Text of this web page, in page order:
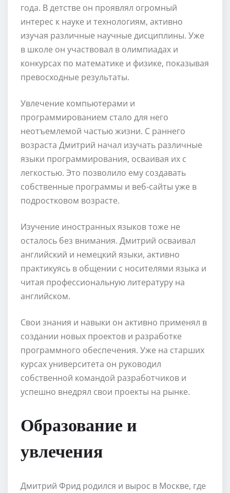
года. В детстве он проявлял огромный
интерес к науке и технологиям, активно
изучая различные научные дисциплины. Уже
в школе он участвовал в олимпиадах и
конкурсах по математике и физике, показывая
превосходные результаты.
Увлечение компьютерами и
программированием стало для него
неотъемлемой частью жизни. С раннего
возраста Дмитрий начал изучать различные
языки программирования, осваивая их с
легкостью. Это позволило ему создавать
собственные программы и веб-сайты уже в
подростковом возрасте.
Изучение иностранных языков тоже не
осталось без внимания. Дмитрий осваивал
английский и немецкий языки, активно
практикуясь в общении с носителями языка и
читая профессиональную литературу на
английском.
Свои знания и навыки он активно применял в
создании новых проектов и разработке
программного обеспечения. Уже на старших
курсах университета он руководил
собственной командой разработчиков и
успешно внедрял свои проекты на рынке.
Образование и
увлечения
Дмитрий Фрид родился и вырос в Москве, где